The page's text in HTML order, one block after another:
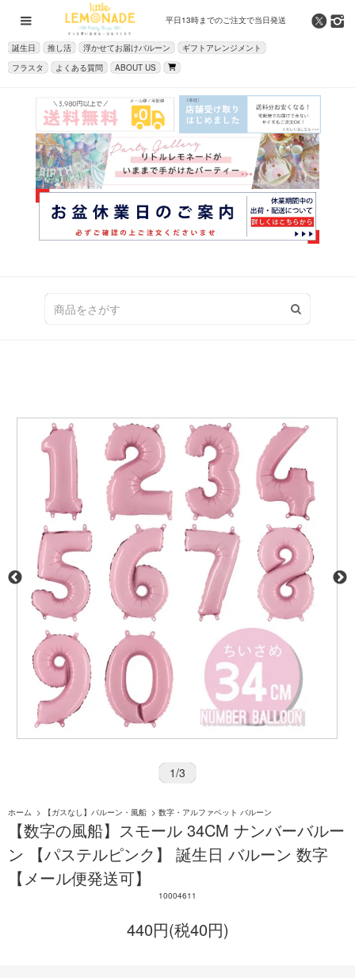
平日13時までのご注文で当日発送
誕生日 推し活 浮かせてお届けバルーン
ギフトアレンジメント
フラスタ
よくある質問 ABOUT US
1/3
ホーム > 【ガスなし】バルーン・風船 > 数字・アルファベット バルーン
【数字の風船】スモール 34CM ナンバーバルー
ン 【パステルピンク】 誕生日 バルーン 数字
【メール便発送可】
10004611
440円(税40円)